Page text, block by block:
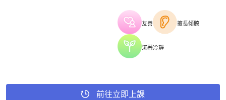
友善 擅長傾聽
沉著冷靜
前往立即上課